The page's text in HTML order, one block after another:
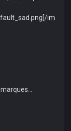
im